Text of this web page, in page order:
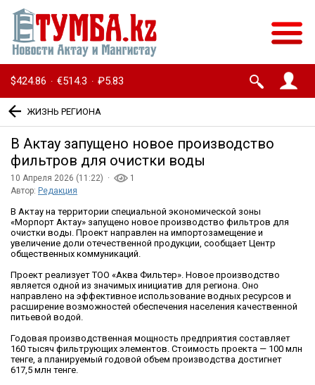
$424.86 · €514.3 · ₽5.83
ЖИЗНЬ РЕГИОНА
В Актау запущено новое производство
фильтров для очистки воды
10 Апреля 2026 (11:22) ·
1
Автор: Редакция
В Актау на территории специальной экономической зоны
«Морпорт Актау» запущено новое производство фильтров для
очистки воды. Проект направлен на импортозамещение и
увеличение доли отечественной продукции, сообщает Центр
общественных коммуникаций.
Проект реализует ТОО «Аква Фильтер». Новое производство
является одной из значимых инициатив для региона. Оно
направлено на эффективное использование водных ресурсов и
расширение возможностей обеспечения населения качественной
питьевой водой.
Годовая производственная мощность предприятия составляет
160 тысяч фильтрующих элементов. Стоимость проекта — 100 млн
тенге, а планируемый годовой объем производства достигнет
617,5 млн тенге.